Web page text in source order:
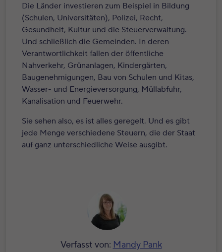
Die Länder investieren zum Beispiel in Bildung
(Schulen, Universitäten), Polizei, Recht,
Gesundheit, Kultur und die Steuerverwaltung.
Und schließlich die Gemeinden. In deren
Verantwortlichkeit fallen der öffentliche
Nahverkehr, Grünanlagen, Kindergärten,
Baugenehmigungen, Bau von Schulen und Kitas,
Wasser- und Energieversorgung, Müllabfuhr,
Kanalisation und Feuerwehr.
Sie sehen also, es ist alles geregelt. Und es gibt
jede Menge verschiedene Steuern, die der Staat
auf ganz unterschiedliche Weise ausgibt.
Verfasst von: Mandy Pank